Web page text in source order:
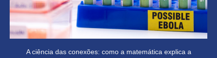
A ciência das conexões: como a matemática explica a